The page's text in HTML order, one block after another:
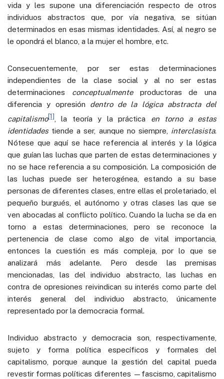
vida y les supone una diferenciación respecto de otros
individuos abstractos que, por vía negativa, se sitúan
determinados en esas mismas identidades. Así, al negro se
le opondrá el blanco, a la mujer el hombre, etc.
Consecuentemente, por ser estas determinaciones
independientes de la clase social y al no ser estas
determinaciones conceptualmenteproductoras de una
diferencia y opresión dentro de la lógica abstracta del
capitalismo[1] , la teoría y la práctica en torno a estas
identidadestiende a ser, aunque no siempre, interclasista.
Nótese que aquí se hace referencia al interés y la lógica
que guían las luchas que parten de estas determinaciones y
no se hace referencia a su composición. La composición de
las luchas puede ser heterogénea, estando a su base
personas de diferentes clases, entre ellas el proletariado, el
pequeño burgués, el autónomo y otras clases las que se
ven abocadas al conflicto político. Cuando la lucha se da en
torno a estas determinaciones, pero se reconoce la
pertenencia de clase como algo de vital importancia,
entonces la cuestión es más compleja, por lo que se
analizará más adelante. Pero desde las premisas
mencionadas, las del individuo abstracto, las luchas en
contra de opresiones reivindican su interés como parte del
interés general del individuo abstracto, únicamente
representado por la democracia formal.
Individuo abstracto y democracia son, respectivamente,
sujeto y forma política específicos y formales del
capitalismo, porque aunque la gestión del capital pueda
revestir formas políticas diferentes —fascismo, capitalismo